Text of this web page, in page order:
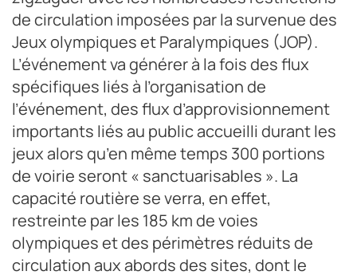
de circulation imposées par la survenue des
Jeux olympiques et Paralympiques (JOP).
L’événement va générer à la fois des flux
spécifiques liés à l’organisation de
l’événement, des flux d’approvisionnement
importants liés au public accueilli durant les
jeux alors qu’en même temps 300 portions
de voirie seront « sanctuarisables ». La
capacité routière se verra, en effet,
restreinte par les 185 km de voies
olympiques et des périmètres réduits de
circulation aux abords des sites, dont le